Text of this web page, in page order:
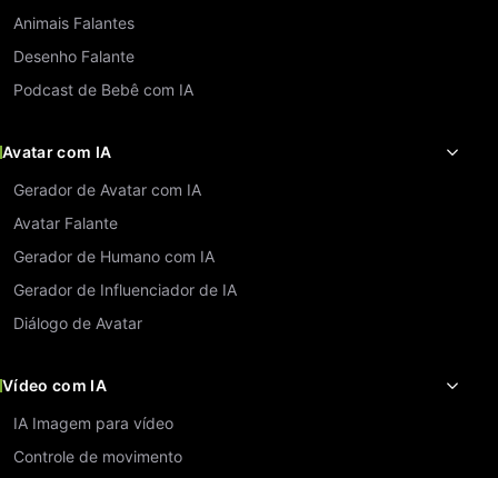
Animais Falantes
Desenho Falante
Podcast de Bebê com IA
Avatar com IA
Gerador de Avatar com IA
Avatar Falante
Gerador de Humano com IA
Gerador de Influenciador de IA
Diálogo de Avatar
Vídeo com IA
IA Imagem para vídeo
Controle de movimento